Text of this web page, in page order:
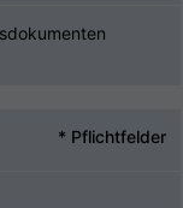
* Pflichtfelder